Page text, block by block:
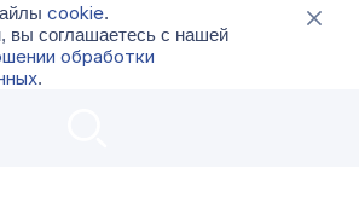
cookie.
вы соглашаетесь с нашей
обработки
.